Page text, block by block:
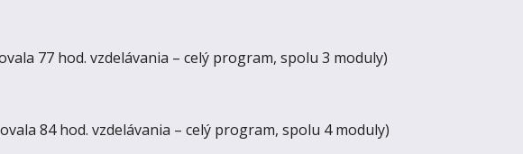
77 hod. vzdelávania – celý program, spolu 3 moduly)
84 hod. vzdelávania – celý program, spolu 4 moduly)